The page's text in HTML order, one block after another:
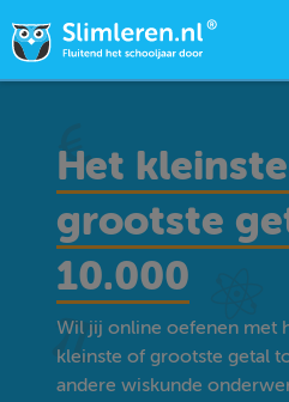
Het
grootste
10.000
Wil jij online oefenen met
kleinste of grootste getal
andere wiskunde